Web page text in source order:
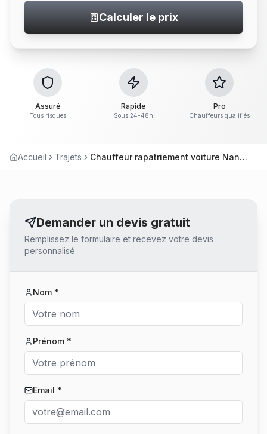
Calculer le prix
Assuré
Tous risques
Rapide
Sous 24-48h
Pro
Chauffeurs qualifiés
Accueil Trajets Chauffeur rapatriement voiture Nantes Niort – Service convoyage
Demander un devis gratuit
Remplissez le formulaire et recevez votre devis
personnalisé
Nom *
Prénom *
Email *